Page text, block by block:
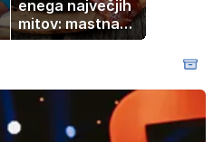
enega največjih
mitov: mastna
jetra ne
zaradi živila, ki
ga imamo vsi
radi